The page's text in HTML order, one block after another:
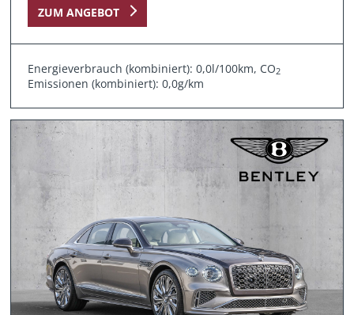
ZUM ANGEBOT
Energieverbrauch (kombiniert): 0,0l/100km, CO2
Emissionen (kombiniert): 0,0g/km